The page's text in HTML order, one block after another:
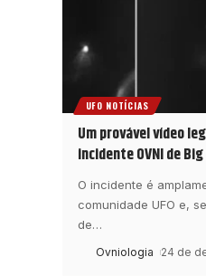
UFO NOTÍCIAS
Um provável vídeo
incidente OVNI de
O incidente é
comunidade UFO e,
de…
Ovniologia 24 de